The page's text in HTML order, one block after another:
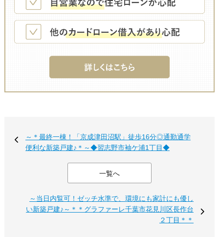
～＊最終一棟！「京成津田沼駅」徒歩16分◎通勤通学
便利な新築戸建♪＊～◆習志野市袖ケ浦1丁目◆
一覧へ
～当日内覧可！ゼッチ水準で、環境にも家計にも優し
い新築戸建♪～＊＊グラファーレ千葉市花見川区長作台
２丁目＊＊